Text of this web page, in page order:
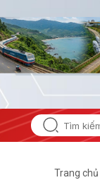
#Hội nghị Trung
Trang chủ